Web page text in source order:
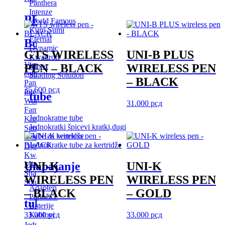
PRIBOR
Boje
Vice
colors
Panthera
Intenze
World
Famous
Kuro
Sumi
Eternal
Dynamic
Kwadron
Mixer
Shading
Solution
tube
Panthera
Intenze
World Famous
Kuro Sumi
Eternal
Dynamic
Kwadron
Mixer
Shading Solution
tube
Jednokratne tube
Jednokratki špicevi kratki,dugi
Tube za kertridže
Jednokratke tube za kertridže
napajanje
Adapteri
Papučice
Baterije
Kablovi
GTS WIRELESS
PEN – BLACK
35.600 рсд
UNI-B PLUS
WIRELESS PEN
– BLACK
31.000 рсд
UNI-K
WIRELESS PEN
– BLACK
33.000рсд
UNI-K
WIRELESS PEN
– GOLD
33.000 рсд